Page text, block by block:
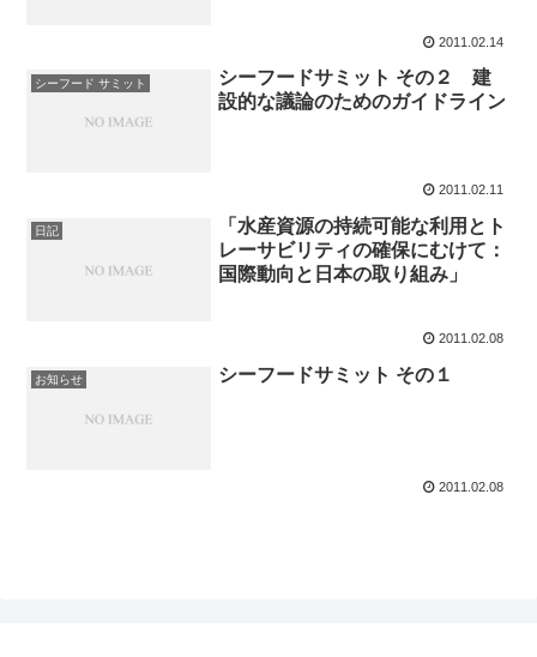
2011.02.14
シーフード サミット
シーフードサミット その２ 建
設的な議論のためのガイドライン
2011.02.11
日記
「水産資源の持続可能な利用とト
レーサビリティの確保にむけて：
国際動向と日本の取り組み」
2011.02.08
お知らせ シーフードサミット その１
2011.02.08